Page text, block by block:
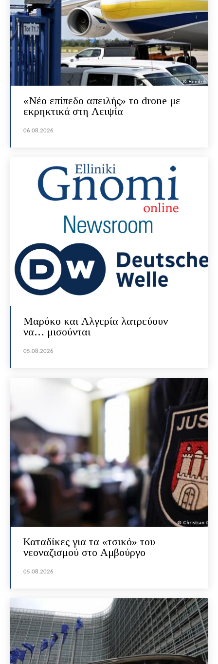
«Νέο επίπεδο απειλής» το drone με
εκρηκτικά στη Λειψία
06.08.2026
Μαρόκο και Αλγερία λατρεύουν
να… μισούνται
05.08.2026
Καταδίκες για τα «τσικό» του
νεοναζισμού στο Αμβούργο
05.08.2026